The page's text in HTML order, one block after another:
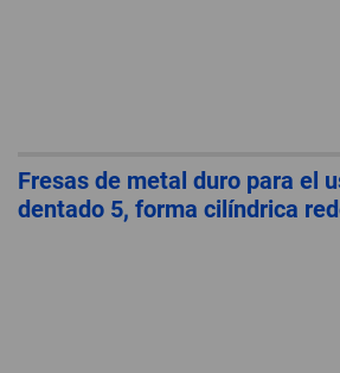
Fresas de metal duro para el
dentado 5, forma cilíndrica